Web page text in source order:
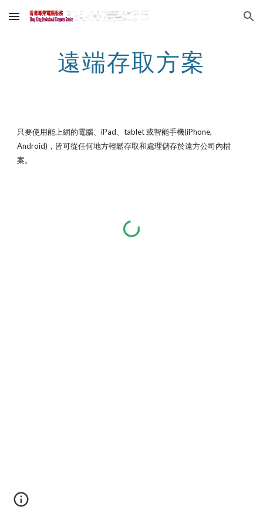
Skip to main content Skip to navigation
遠端存取方案
只要使用能上網的電腦、iPad、tablet 或智能手機(iPhone,
Android)，皆可從任何地方輕鬆存取和處理儲存於遠方公司內檔
案。